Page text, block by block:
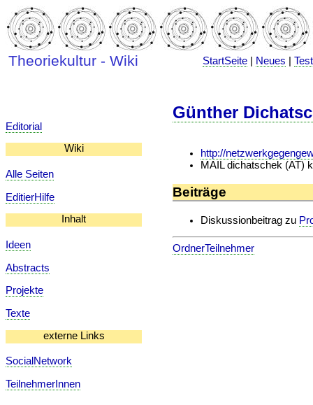
Theoriekultur - Wiki StartSeite Neues |
Editorial
Wiki
Alle Seiten
EditierHilfe
Inhalt
Ideen
Abstracts
Projekte
Texte
externe Links
SocialNetwork
TeilnehmerInnen
Günther
http://
MAIL dichatschek (AT)
Beiträge
Diskussionbeitrag zu
OrdnerTeilnehmer